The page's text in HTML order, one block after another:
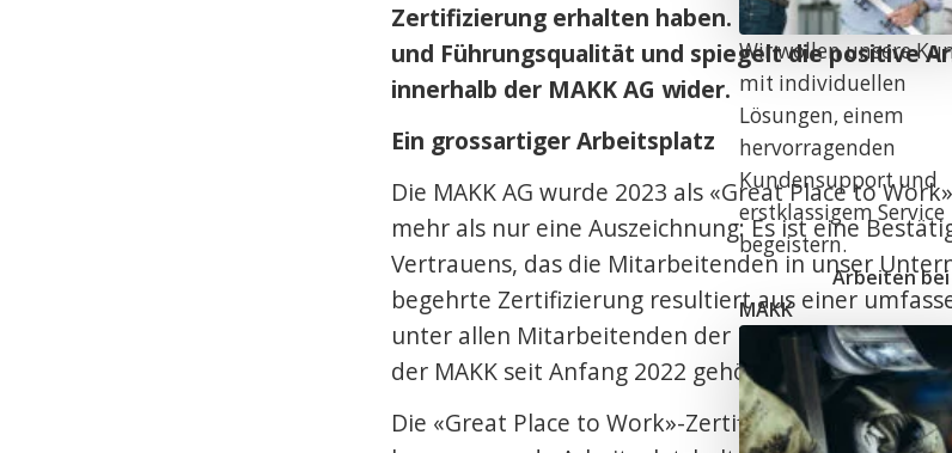
Wir wollen unsere
mit individuellen
Lösungen, einem
hervorragenden
Kundensupport und
erstklassigem Service
begeistern.
Arbeiten bei
MAKK
Zertifizierung erhalten haben. Sie steht für
und Führungsqualität und spiegelt die positive
innerhalb der MAKK AG wider.
Ein grossartiger Arbeitsplatz
Die MAKK AG wurde 2023 als «Great Place to
mehr als nur eine Auszeichnung: Es ist eine
Vertrauens, das die Mitarbeitenden in unser
begehrte Zertifizierung resultiert aus einer
unter allen Mitarbeitenden der Hammer Group
der MAKK seit Anfang 2022 gehört.
Die «Great Place to Work»-Zertifizierung ist eine